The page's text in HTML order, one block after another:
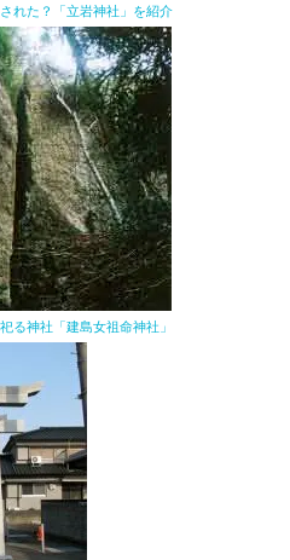
れた？「立岩神社」を紹介
る神社「建島女祖命神社」